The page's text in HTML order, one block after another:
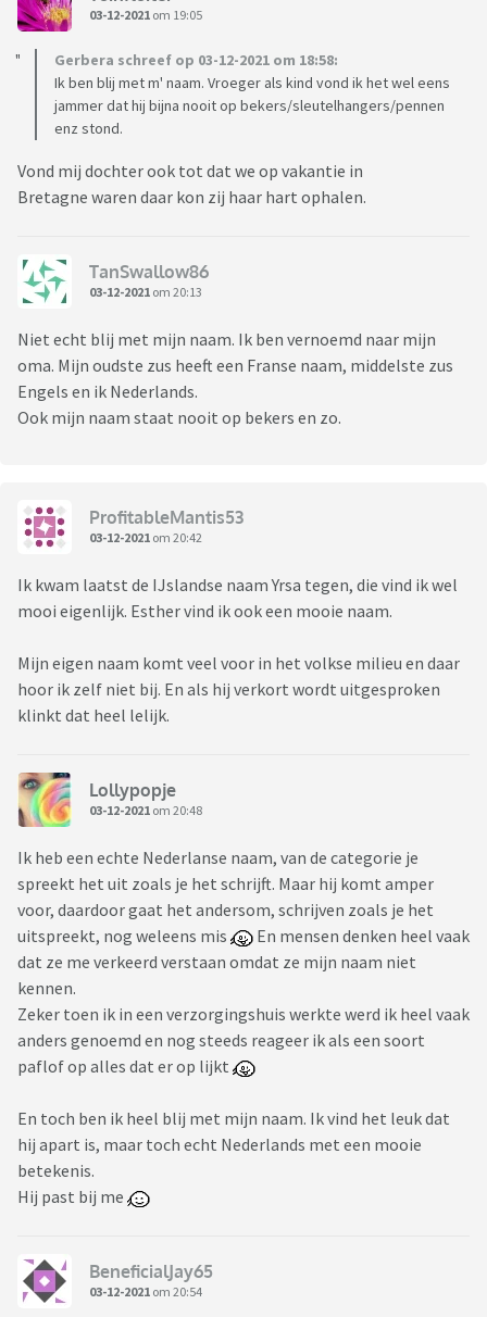
03-12-2021 om 19:05
Gerbera schreef op 03-12-2021 om 18:58:
Ik ben blij met m' naam. Vroeger als kind vond ik het wel eens
jammer dat hij bijna nooit op bekers/sleutelhangers/pennen
enz stond.
Vond mij dochter ook tot dat we op vakantie in
Bretagne waren daar kon zij haar hart ophalen.
TanSwallow86
03-12-2021 om 20:13
Niet echt blij met mijn naam. Ik ben vernoemd naar mijn
oma. Mijn oudste zus heeft een Franse naam, middelste zus
Engels en ik Nederlands.
Ook mijn naam staat nooit op bekers en zo.
ProfitableMantis53
03-12-2021 om 20:42
Ik kwam laatst de IJslandse naam Yrsa tegen, die vind ik wel
mooi eigenlijk. Esther vind ik ook een mooie naam.
Mijn eigen naam komt veel voor in het volkse milieu en daar
hoor ik zelf niet bij. En als hij verkort wordt uitgesproken
klinkt dat heel lelijk.
Lollypopje
03-12-2021 om 20:48
Ik heb een echte Nederlanse naam, van de categorie je
spreekt het uit zoals je het schrijft. Maar hij komt amper
voor, daardoor gaat het andersom, schrijven zoals je het
uitspreekt, nog weleens mis
En mensen denken heel vaak
dat ze me verkeerd verstaan omdat ze mijn naam niet
kennen.
Zeker toen ik in een verzorgingshuis werkte werd ik heel vaak
anders genoemd en nog steeds reageer ik als een soort
paflof op alles dat er op lijkt
En toch ben ik heel blij met mijn naam. Ik vind het leuk dat
hij apart is, maar toch echt Nederlands met een mooie
betekenis.
Hij past bij me
BeneficialJay65
03-12-2021 om 20:54